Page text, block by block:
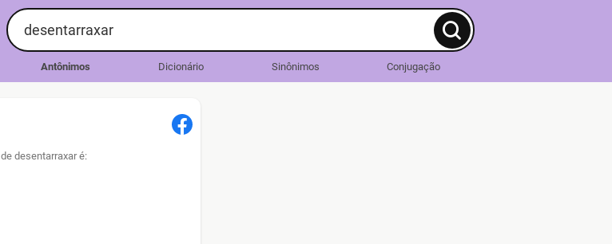
Antônimos Dicionário Sinônimos Conjugação
de desentarraxar é: